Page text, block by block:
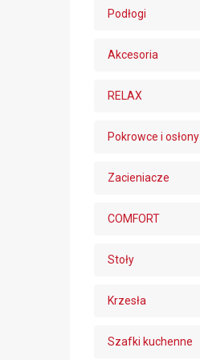
Podłogi
Akcesoria
RELAX
Pokrowce i osłony
Zacieniacze
COMFORT
Stoły
Krzesła
Szafki kuchenne